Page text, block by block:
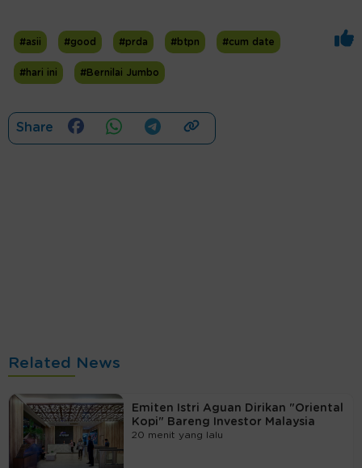
#asii #good #prda #btpn #cum date
#hari ini #Bernilai Jumbo
Share
Related News
Emiten Istri Aguan Dirikan "Oriental
Kopi" Bareng Investor Malaysia
20 menit yang lalu